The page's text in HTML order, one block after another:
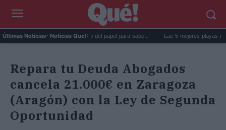
Últimas Noticias- Noticias Que!:
de la nevera: el truco del papel para sabe... Las 5 mejores playas de
Repara tu Deuda Abogados
cancela 21.000€ en Zaragoza
(Aragón) con la Ley de Segunda
Oportunidad